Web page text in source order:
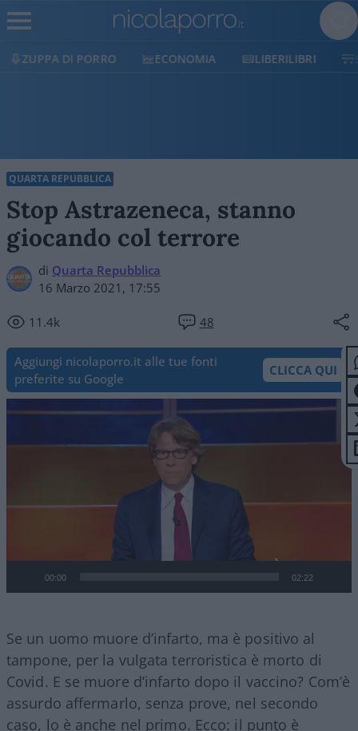
ECONOMIA LIBERILIBRI SHOP
QUARTA REPUBBLICA
Stop Astrazeneca, stanno
giocando col terrore
di Quarta Repubblica
16 Marzo 2021, 17:55
11.4k 48
Aggiungi nicolaporro.it alle tue fonti
preferite su Google
CLICCA QUI
Video
00:00 02:22
Se un uomo muore d’infarto, ma è positivo al
tampone, per la vulgata terroristica è morto di
Covid. E se muore d’infarto dopo il vaccino? Com’è
assurdo affermarlo, senza prove, nel secondo
caso, lo è anche nel primo. Ecco: il punto è